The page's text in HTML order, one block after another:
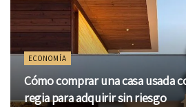
ECONOMÍA
Cómo comprar una casa usada
regia para adquirir sin riesgo